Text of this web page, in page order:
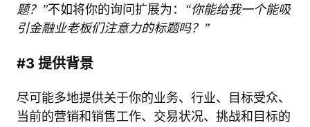
题？”不如将你的询问扩展为： “你能给我一个能吸
引金融业老板们注意力的标题吗？”
#3 提供背景
尽可能多地提供关于你的业务、行业、目标受众、
当前的营销和销售工作、交易状况、挑战和目标的